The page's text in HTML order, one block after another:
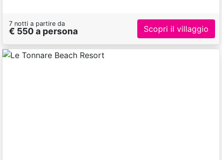
7 notti a partire da
€ 550 a persona Scopri il villaggio